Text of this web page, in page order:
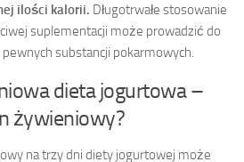
ilości kalorii. Długotrwałe stosowanie
suplementacji może prowadzić do
substancji pokarmowych.
dieta jogurtowa –
żywieniowy?
na trzy dni diety jogurtowej może